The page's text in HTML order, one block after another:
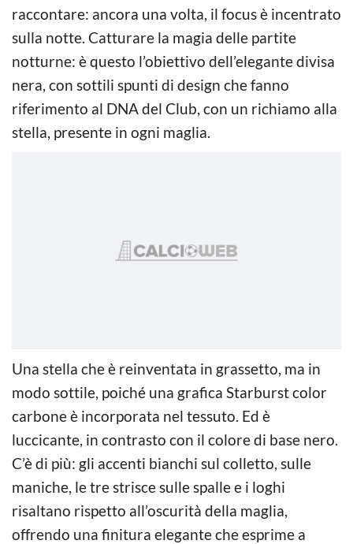
raccontare: ancora una volta, il focus è incentrato
sulla notte. Catturare la magia delle partite
notturne: è questo l’obiettivo dell’elegante divisa
nera, con sottili spunti di design che fanno
riferimento al DNA del Club, con un richiamo alla
stella, presente in ogni maglia.
Una stella che è reinventata in grassetto, ma in
modo sottile, poiché una grafica Starburst color
carbone è incorporata nel tessuto. Ed è
luccicante, in contrasto con il colore di base nero.
C’è di più: gli accenti bianchi sul colletto, sulle
maniche, le tre strisce sulle spalle e i loghi
risaltano rispetto all’oscurità della maglia,
offrendo una finitura elegante che esprime a